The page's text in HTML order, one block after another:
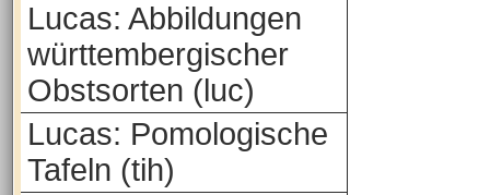
Lucas: Abbildungen
württembergischer
Obstsorten (luc)
Lucas: Pomologische
Tafeln (tih)